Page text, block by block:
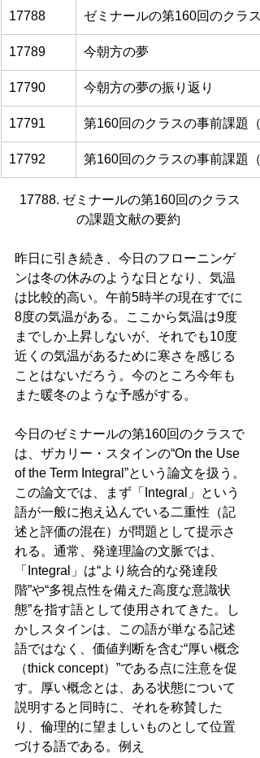
17788 ゼミナールの第160回のクラ
17789 今朝方の夢
17790 今朝方の夢の振り返り
17791 第160回のクラスの事前課題（
17792 第160回のクラスの事前課題（
17788. ゼミナールの第160回のクラス
の課題文献の要約
昨日に引き続き、今日のフローニンゲ
ンは冬の休みのような日となり、気温
は比較的高い。午前5時半の現在すでに
8度の気温がある。ここから気温は9度
までしか上昇しないが、それでも10度
近くの気温があるために寒さを感じる
ことはないだろう。今のところ今年も
また暖冬のような予感がする。
今日のゼミナールの第160回のクラスで
は、ザカリー・スタインの“On the Use
of the Term Integral”という論文を扱う。
この論文では、まず「Integral」という
語が一般に抱え込んでいる二重性（記
述と評価の混在）が問題として提示さ
れる。通常、発達理論の文脈では、
「Integral」は“より統合的な発達段
階”や“多視点性を備えた高度な意識状
態”を指す語として使用されてきた。し
かしスタインは、この語が単なる記述
語ではなく、価値判断を含む“厚い概念
（thick concept）”である点に注意を促
す。厚い概念とは、ある状態について
説明すると同時に、それを称賛した
り、倫理的に望ましいものとして位置
づける語である。例え